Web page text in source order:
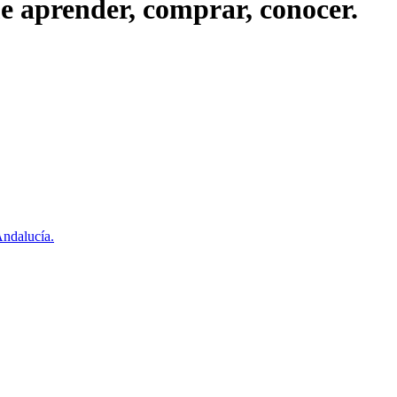
aprender, comprar, conocer.